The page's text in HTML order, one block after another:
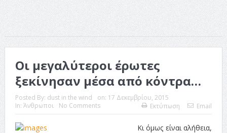
Οι μεγαλύτεροι έρωτες
ξεκίνησαν μέσα από κόντρα…
Posted By: dust in the wind on: 17 Δεκεμβρίου, 2015
In: Άνθρωποι No Comments Εκτύπωση Email
Κι όμως είναι αλήθεια,